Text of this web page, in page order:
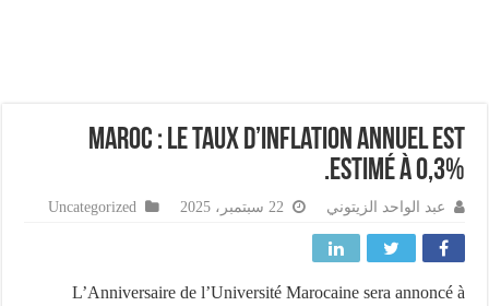
Maroc : Le taux d’inflation annuel
estimé à
عبد الواحد الزيتوني Uncategorized
L’Anniversaire de l’Université Marocaine sera